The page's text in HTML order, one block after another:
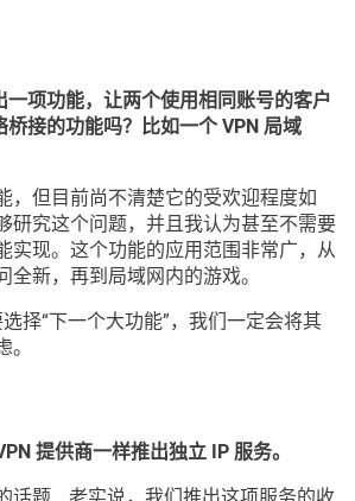
一项功能，让两个使用相同账号的客户
桥接的功能吗？比如一个 VPN 局域
，但目前尚不清楚它的受欢迎程度如
研究这个问题，并且我认为甚至不需要
实现。这个功能的应用范围非常广，从
全新，再到局域网内的游戏。
择“下一个大功能”，我们一定会将其
提供商一样推出独立 IP 服务。